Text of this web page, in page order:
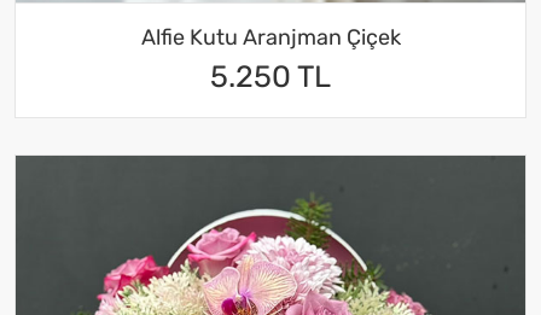
Alfie Kutu Aranjman Çiçek
5.250 TL